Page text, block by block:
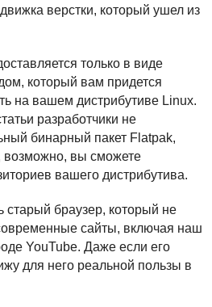
верстки, который ушел из
только в виде
который вам придется
на вашем дистрибутиве Linux.
разработчики не
бинарный пакет Flatpak,
возможно, вы сможете
вашего дистрибутива.
старый браузер, который не
сайты, включая наш
YouTube. Даже если его
для него реальной пользы в